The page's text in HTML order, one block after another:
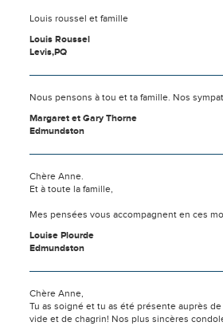
Louis roussel et famille
Louis Roussel
Levis,PQ
Nous pensons à tou et ta famille. Nos
Margaret et Gary Thorne
Edmundston
Chère Anne.
Et à toute la famille,
Mes pensées vous accompagnent en ces
Louise Plourde
Edmundston
Chère Anne,
Tu as soigné et tu as été présente auprès
vide et de chagrin! Nos plus sincères